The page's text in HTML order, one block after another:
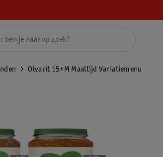
Olvarit 15+M Maaltijd Variatiemenu